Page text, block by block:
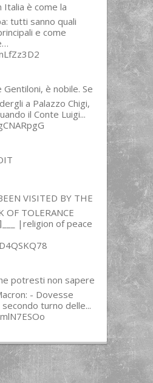
Italia è come la
tutti sanno quali
e come
Gentiloni, è nobile. Se
a Palazzo Chigi,
il Conte Luigi...
VISITED BY THE
OF TOLERANCE
|religion of peace
potresti non sapere
- Dovesse
turno delle...